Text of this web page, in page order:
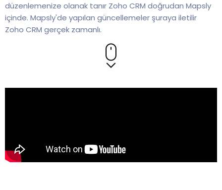
düzenlemenize olanak tanır Zoho CRM doğrudan Mapsly
içinde. Mapsly'de yapılan güncellemeler şuraya iletilir
Zoho CRM gerçek zamanlı.